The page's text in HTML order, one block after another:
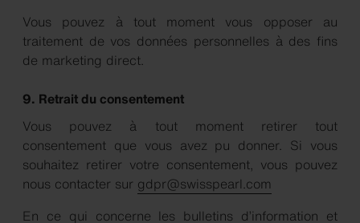
Vous pouvez à tout moment vous opposer au
traitement de vos données personnelles à des fins
de marketing direct.
9. Retrait du consentement
Vous pouvez à tout moment retirer tout
consentement que vous avez pu donner. Si vous
souhaitez retirer votre consentement, vous pouvez
nous contacter sur gdpr@swisspearl.com
En ce qui concerne les bulletins d’information et